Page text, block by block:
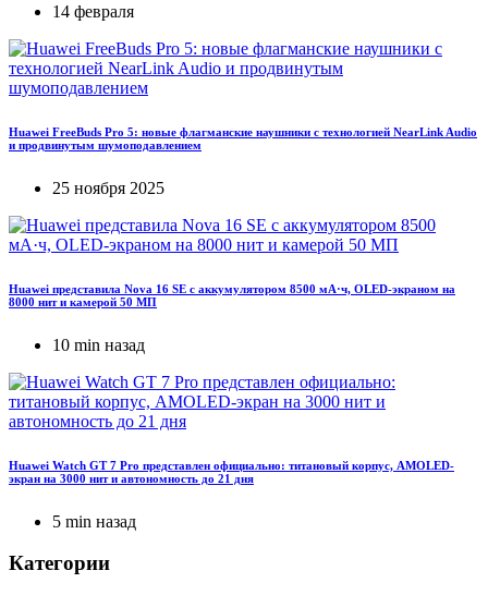
14 февраля
Huawei FreeBuds Pro 5: новые флагманские наушники с технологией NearLink Audio
и продвинутым шумоподавлением
25 ноября 2025
Huawei представила Nova 16 SE с аккумулятором 8500 мА·ч, OLED-экраном на
8000 нит и камерой 50 МП
10 min назад
Huawei Watch GT 7 Pro представлен официально: титановый корпус, AMOLED-
экран на 3000 нит и автономность до 21 дня
5 min назад
Категории